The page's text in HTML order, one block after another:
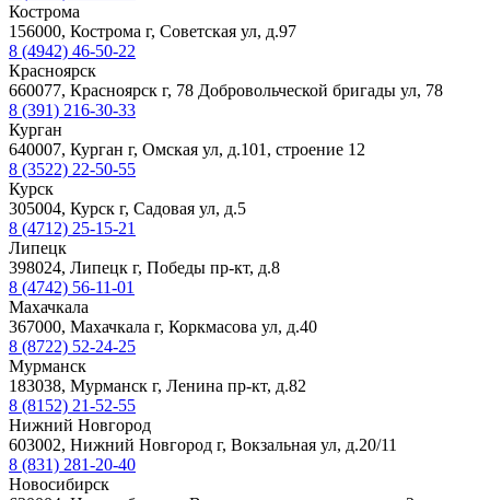
Кострома
156000, Кострома г, Советская ул, д.97
8 (4942) 46-50-22
Красноярск
660077, Красноярск г, 78 Добровольческой бригады ул, 78
8 (391) 216-30-33
Курган
640007, Курган г, Омская ул, д.101, строение 12
8 (3522) 22-50-55
Курск
305004, Курск г, Садовая ул, д.5
8 (4712) 25-15-21
Липецк
398024, Липецк г, Победы пр-кт, д.8
8 (4742) 56-11-01
Махачкала
367000, Махачкала г, Коркмасова ул, д.40
8 (8722) 52-24-25
Мурманск
183038, Мурманск г, Ленина пр-кт, д.82
8 (8152) 21-52-55
Нижний Новгород
603002, Нижний Новгород г, Вокзальная ул, д.20/11
8 (831) 281-20-40
Новосибирск